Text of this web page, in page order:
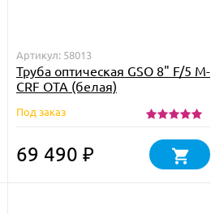
Артикул: 58013
Труба оптическая GSO 8" F/5 M-
CRF OTA (белая)
Под заказ
69 490 ₽